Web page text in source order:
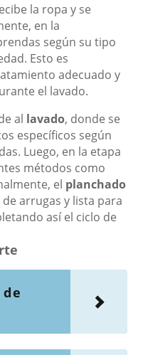
la ropa y se
en la
según su tipo
Esto es
adecuado y
el lavado.
al lavado, donde se
específicos según
Luego, en la etapa
métodos como
el planchado
arrugas y lista para
así el ciclo de